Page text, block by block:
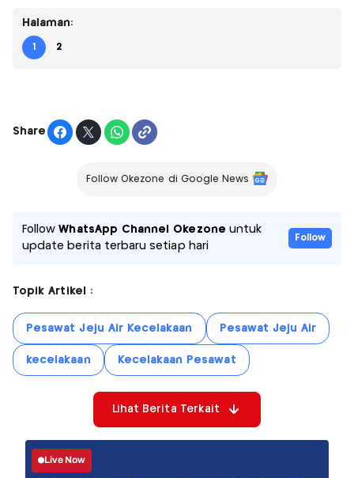
Halaman:
1 2
Share
Follow Okezone di Google News
FollowWhatsApp Channel Okezone untuk
update berita terbaru setiap hari
Follow
Topik Artikel :
Pesawat Jeju Air Kecelakaan Pesawat Jeju Air
kecelakaan Kecelakaan Pesawat
Lihat Berita Terkait
Live Now